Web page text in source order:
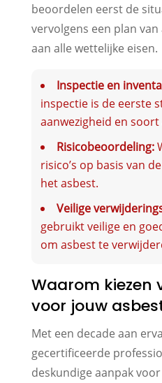
beoordelen eerst de
vervolgens een plan
aan alle wettelijke eisen.
Inspectie en
inspectie is de eerste
aanwezigheid en
Risicobeoordeling:
risico’s op basis van
het asbest.
Veilige
gebruikt veilige en
om asbest te
Waarom kiezen
voor jouw
Met een decade aan
gecertificeerde
deskundige aanpak